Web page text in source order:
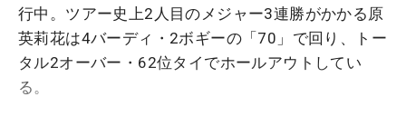
行中。ツアー史上2人目のメジャー3連勝がかかる原
英莉花は4バーディ・2ボギーの「70」で回り、トー
タル2オーバー・62位タイでホールアウトしてい
る。